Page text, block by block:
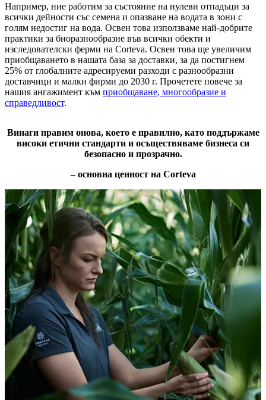
Например, ние работим за състояние на нулеви отпадъци за
всички дейности със семена и опазване на водата в зони с
голям недостиг на вода. Освен това използваме най-добрите
практики за биоразнообразие във всички обекти и
изследователски ферми на Corteva. Освен това ще увеличим
приобщаването в нашата база за доставки, за да постигнем
25% от глобалните адресируеми разходи с разнообразни
доставчици и малки фирми до 2030 г. Прочетете повече за
нашия ангажимент към приобщаване, многообразие и
справедливост.
Винаги правим онова, което е правилно, като поддържаме
високи етични стандарти и осъществяваме бизнеса си
безопасно и прозрачно.
– основна ценност на Corteva